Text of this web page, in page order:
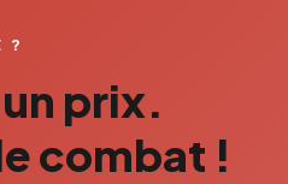
?
prix.
combat !